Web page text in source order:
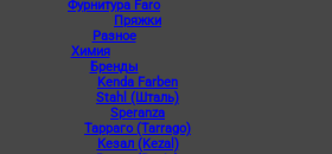
Фурнитура Faro
Пряжки
Разное
Химия
Бренды
Kenda Farben
Stahl (Шталь)
Speranza
Тарраго (Tarrago)
Кезал (Kezal)